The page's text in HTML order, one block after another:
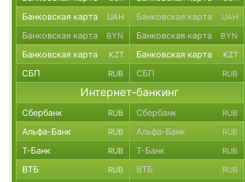
Банковская карта UAH Банковская карта UAH
Банковская карта BYN Банковская карта BYN
Банковская карта KZT Банковская карта KZT
СБП RUB СБП RUB
Интернет-банкинг
Сбербанк RUB Сбербанк RUB
Альфа-Банк RUB Альфа-Банк RUB
Т-Банк RUB Т-Банк RUB
ВТБ RUB ВТБ RUB